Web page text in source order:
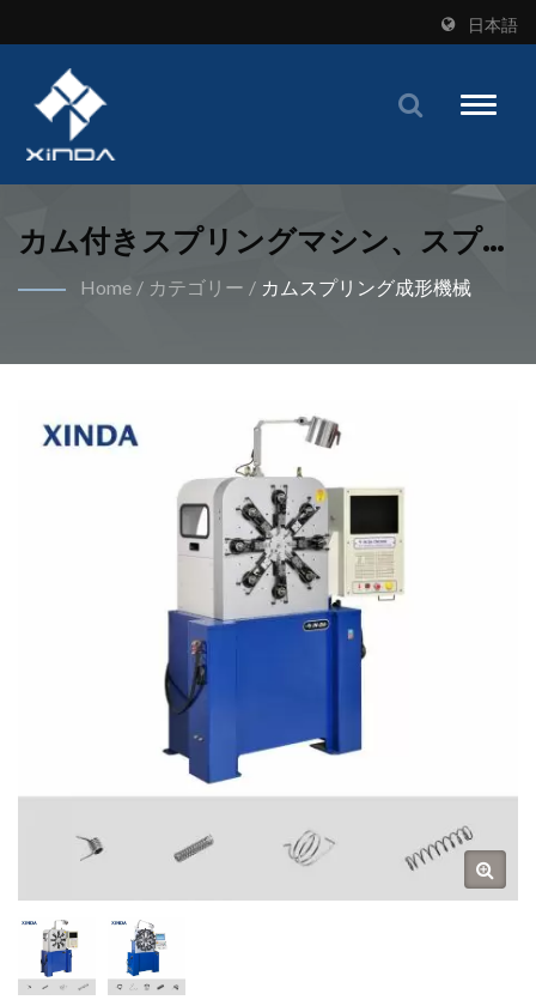
日本語
Toggle
カム付きスプリングマシン、スプリ
ングフォーマー、ワイヤー成形機、
機械 | Xindaの特許取得済みのX型ス
プリング形成技術で効率を向上させ
よう
Home / カテゴリー / カムスプリング成形機械